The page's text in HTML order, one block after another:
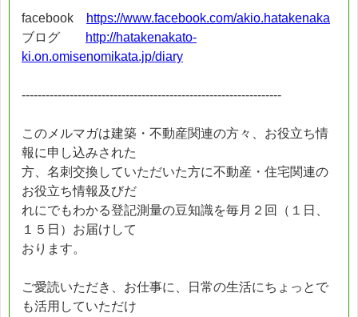
facebook
https://www.facebook.com/akio.hatakenaka
ブログ
http://hatakenakato-
ki.on.omisenomikata.jp/diary
-----------------------------------------------------------------
このメルマガは建築・不動産関連の方々、お役立ち情
報に申し込みされた
方、名刺交換していただいた方に不動産・住宅関連の
お役立ち情報及びだ
れにでもわかる登記測量の豆知識を毎月２回（１日、
１５日）お届けして
おります。
ご愛読いただき、お仕事に、日常の生活にちょっとで
も活用していただけ